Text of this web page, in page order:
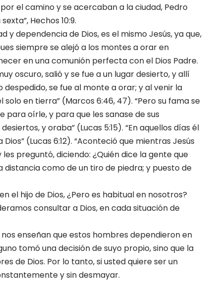
el camino y se acercaban a la ciudad, Pedro
Hechos 10:9.
y dependencia de Dios, es el mismo Jesús, ya que,
siempre se alejó a los montes a orar en
en una comunión perfecta con el Dios Padre.
oscuro, salió y se fue a un lugar desierto, y allí
despedido, se fue al monte a orar; y al venir la
en tierra” (Marcos 6:46, 47). “Pero su fama se
oírle, y para que les sanase de sus
y oraba” (Lucas 5:15). “En aquellos días él
(Lucas 6:12). “Aconteció que mientras Jesús
preguntó, diciendo: ¿Quién dice la gente que
distancia como de un tiro de piedra; y puesto de
el hijo de Dios, ¿Pero es habitual en nosotros?
consultar a Dios, en cada situación de
enseñan que estos hombres dependieron en
tomó una decisión de suyo propio, sino que la
de Dios. Por lo tanto, si usted quiere ser un
y sin desmayar.